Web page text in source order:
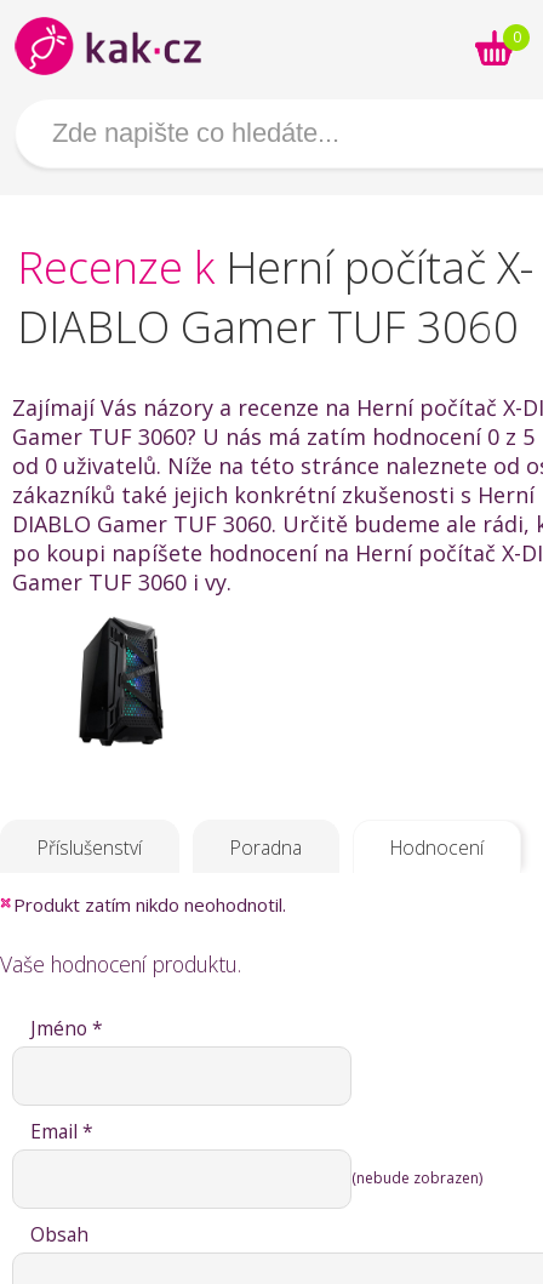
0
Recenze k Herní počítač X-
DIABLO Gamer TUF 3060
Zajímají Vás názory a recenze na Herní počítač X-
Gamer TUF 3060? U nás má zatím hodnocení 0 z 5
od 0 uživatelů. Níže na této stránce naleznete od
zákazníků také jejich konkrétní zkušenosti s Herní
DIABLO Gamer TUF 3060. Určitě budeme ale rádi,
po koupi napíšete hodnocení na Herní počítač X-
Gamer TUF 3060 i vy.
Příslušenství Poradna Hodnocení
Produkt zatím nikdo neohodnotil.
Vaše hodnocení produktu.
Jméno *
Email *
(nebude zobrazen)
Obsah